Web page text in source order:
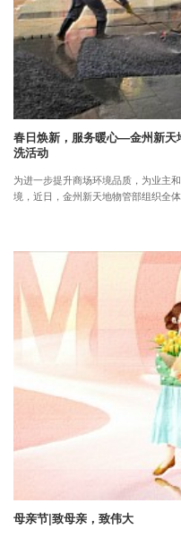
春日焕新，服务暖心—金州新天
洗活动
为进一步提升商场环境品质，为业主
境，近日，金州新天地物管部组织全
母亲节|致母亲，致伟大